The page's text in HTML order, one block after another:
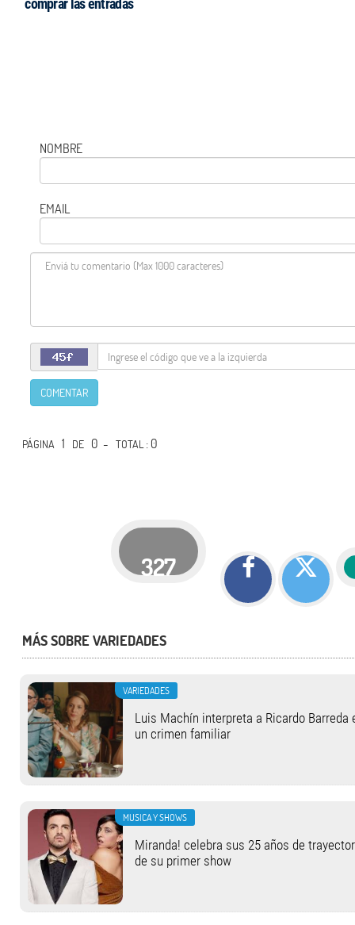
comprar las entradas
NOMBRE
EMAIL
COMENTAR
PÁGINA 1 DE 0 -TOTAL: 0
327
MÁS SOBRE VARIEDADES
VARIEDADES
Luis Machín interpreta a Ricardo Barreda
un crimen familiar
MUSICA Y SHOWS
Miranda! celebra sus 25 años de
de su primer show